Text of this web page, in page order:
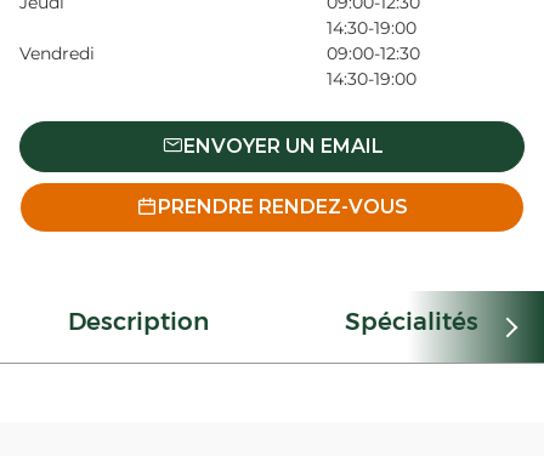
14:30-19:00
Vendredi
09:00-12:30
14:30-19:00
ENVOYER UN EMAIL
PRENDRE RENDEZ-VOUS
Description Spécialités